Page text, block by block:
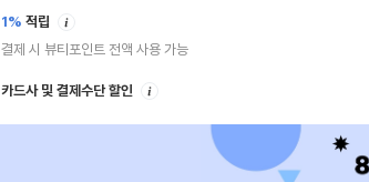
1% 적립
결제 시 뷰티포인트 전액 사용 가능
카드사 및 결제수단 할인